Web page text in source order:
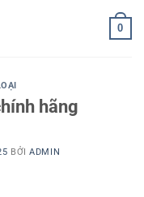
0
hãng
BỞIADMIN